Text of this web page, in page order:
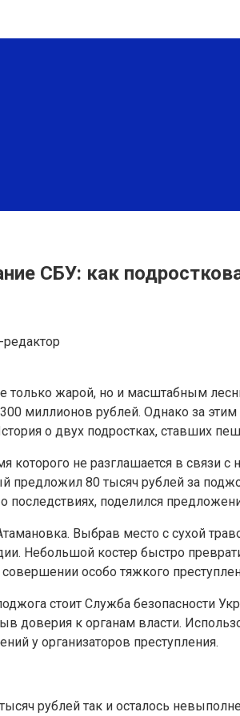
СБУ: как
только жарой, но и масштабным
миллионов рублей. Однако за
о двух подростках, ставших
которого не разглашается в
предложил 80 тысяч рублей за
поделился
Выбрав место с сухой
Небольшой костер быстро
особо тяжкого
стоит Служба безопасности
доверия к органам власти.
у организаторов преступления.
рублей так и осталось